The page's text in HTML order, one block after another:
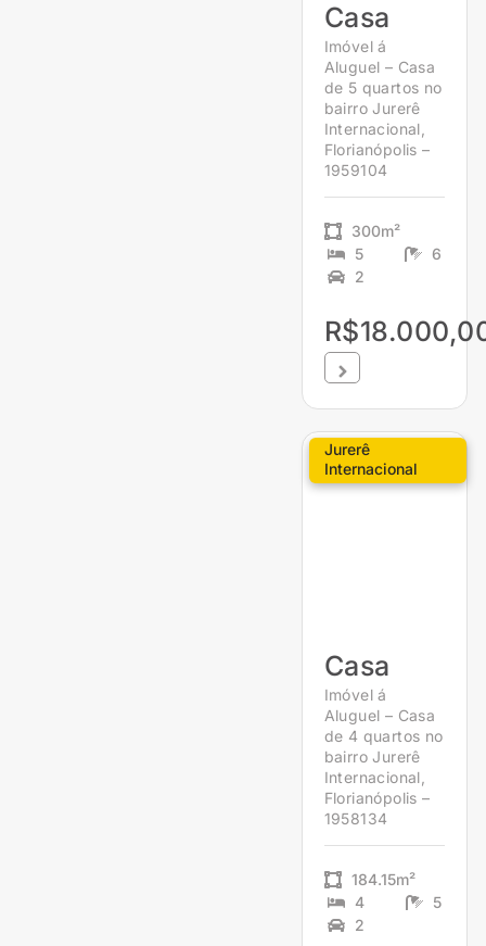
Casa
Imóvel á
Aluguel – Casa
de 5 quartos no
bairro Jurerê
Internacional,
Florianópolis –
1959104
300m²
5
6
2
Jurerê
Internacional
Casa
Imóvel á
Aluguel – Casa
de 4 quartos no
bairro Jurerê
Internacional,
Florianópolis –
1958134
184.15m²
4
5
2